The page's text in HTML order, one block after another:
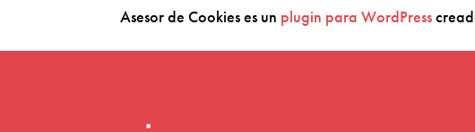
Asesor de Cookies es un plugin para WordPress